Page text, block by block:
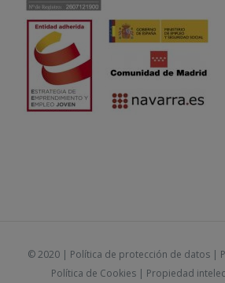
© 2020 | Política de protección de datos |
Política de Cookies| Propiedad